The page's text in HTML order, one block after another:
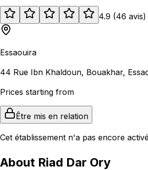
4.9 (46 avis)
Essaouira
44 Rue Ibn Khaldoun, Bouakhar,
Prices starting from
Être mis en relation
Cet établissement n'a pas encore
About Riad Dar Ory